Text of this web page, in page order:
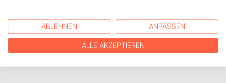
fasziniert, oder auch die Konzentration auf den ,,Star
Salzburgs'', die viele Menschen in diese kleine Weltstadt
treibt: Am Ende findet jeder etwas in Salzburg, was er an
ABLEHNEN ANPASSEN
ALLE AKZEPTIEREN